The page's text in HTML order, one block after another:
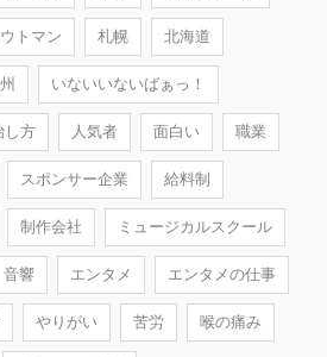
トマン 札幌 北海道
いないいないばぁっ！
し方 人気者 面白い 職業
スポンサー企業 給料制
制作会社 ミュージカルスクール
音響 エンタメ エンタメの仕事
やりがい 苦労 喉の痛み